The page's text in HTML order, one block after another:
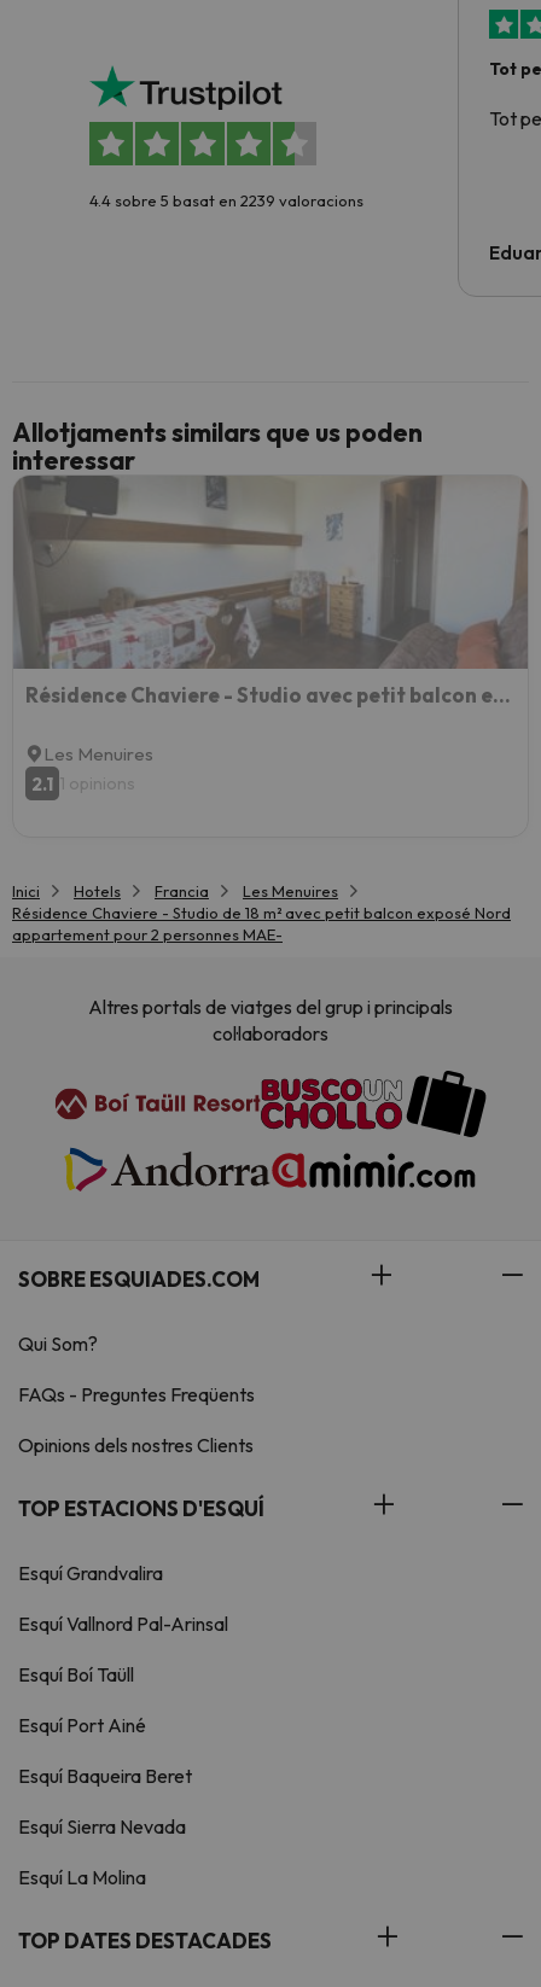
4.4 sobre 5 basat en 2239 valoracions
Tot
Tot
Allotjaments similars que us poden
interessar
Résidence Chaviere - Studio avec petit balcon et baignoire au pied des pistes appartement pour 2 per
Les Menuires
2.1 1 opinions
Inici Hotels Francia
Les Menuires
Résidence Chaviere - Studio de 18 m² avec petit balcon exposé Nord
appartement pour 2 personnes MAE-
Altres portals de viatges del grup i principals
col·laboradors
SOBRE ESQUIADES.COM
Qui Som?
FAQs - Preguntes Freqüents
Opinions dels nostres Clients
TOP ESTACIONS D'ESQUÍ
Esquí Grandvalira
Esquí Vallnord Pal-Arinsal
Esquí Boí Taüll
Esquí Port Ainé
Esquí Baqueira Beret
Esquí Sierra Nevada
Esquí La Molina
TOP DATES DESTACADES